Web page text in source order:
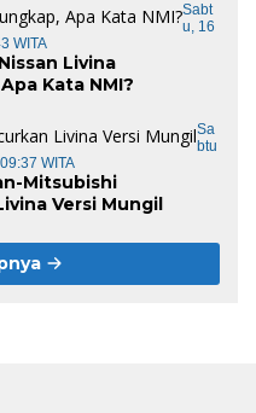
Sabt
U, 16
WITA
Livina
Kata NMI?
Sa
Btu
WITA
Mitsubishi
Versi Mungil